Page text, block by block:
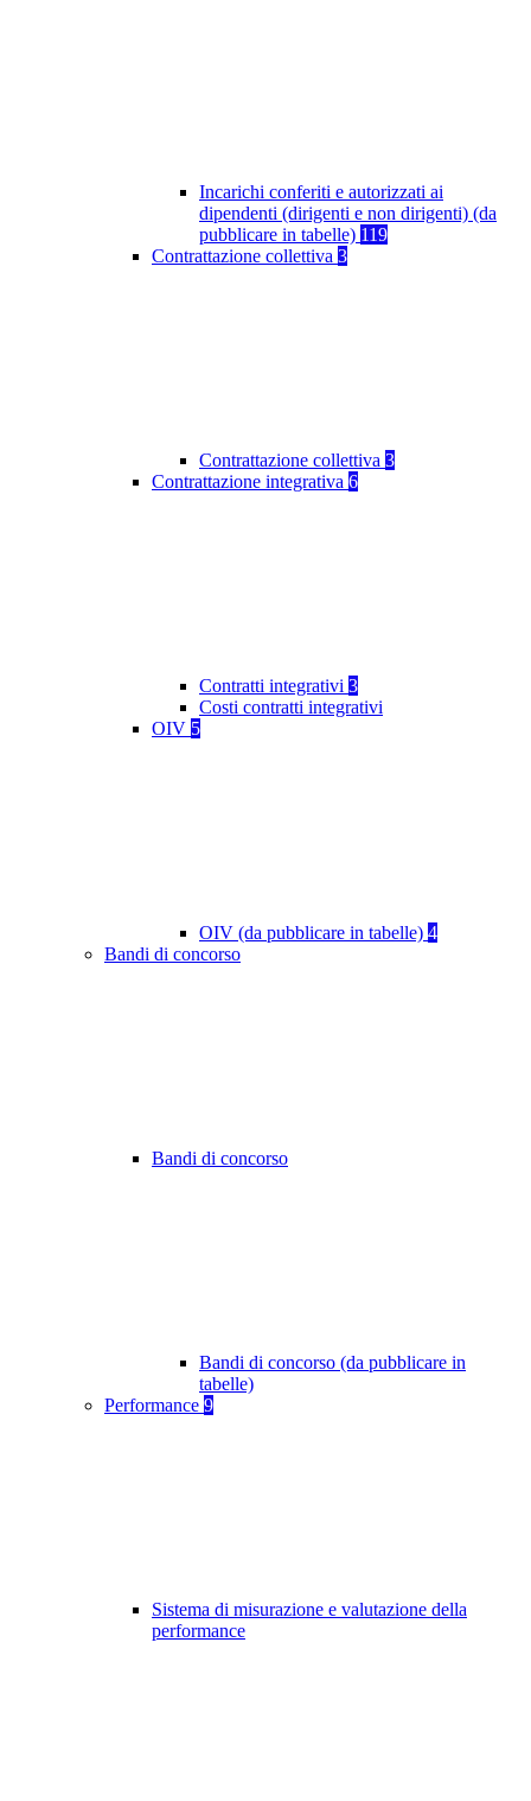
Incarichi conferiti e autorizzati ai
dipendenti (dirigenti e non dirigenti) (da
pubblicare in tabelle) 119
Contrattazione collettiva 3
Contrattazione collettiva 3
Contrattazione integrativa 6
Contratti integrativi 3
Costi contratti integrativi
OIV 5
OIV (da pubblicare in tabelle) 4
Bandi di concorso
Bandi di concorso
Bandi di concorso (da pubblicare in
tabelle)
Performance 9
Sistema di misurazione e valutazione della
performance